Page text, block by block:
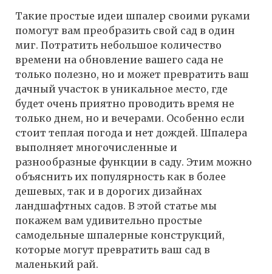
Такие простые идеи шпалер своими руками
помогут вам преобразить свой сад в один
миг. Потратить небольшое количество
времени на обновление вашего сада не
только полезно, но и может превратить ваш
дачный участок в уникальное место, где
будет очень приятно проводить время не
только днем, но и вечерами. Особенно если
стоит теплая погода и нет дождей. Шпалера
выполняет многочисленные и
разнообразные функции в саду. Этим можно
объяснить их популярность как в более
дешевых, так и в дорогих дизайнах
ландшафтных садов. В этой статье мы
покажем вам удивительно простые
самодельные шпалерные конструкций,
которые могут превратить ваш сад в
маленький рай.